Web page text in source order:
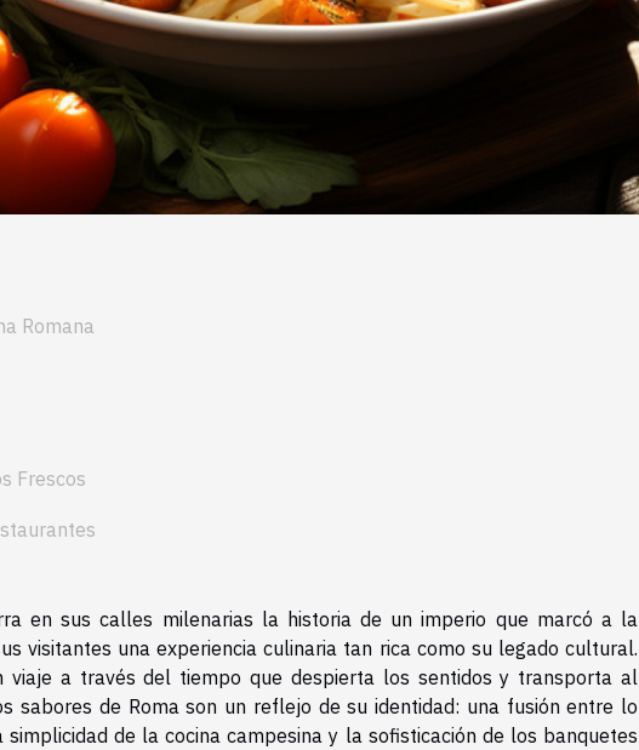
Romana
Frescos
en sus calles milenarias la historia de un imperio que marcó a la
visitantes una experiencia culinaria tan rica como su legado cultural.
viaje a través del tiempo que despierta los sentidos y transporta al
sabores de Roma son un reflejo de su identidad: una fusión entre lo
de la cocina campesina y la sofisticación de los banquetes